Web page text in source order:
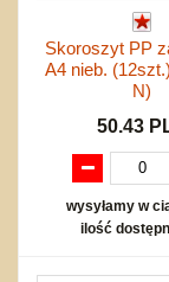
Kontakt
Mapa produktów
Skoroszyt PP
A4 nieb.
N)
50.43
wysyłamy w
ilość